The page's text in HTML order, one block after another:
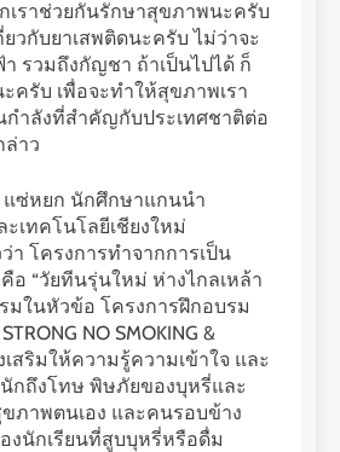
เราช่วยกันรักษาสุขภาพนะครับ
วกับยาเสพติดนะครับ ไม่ว่าจะ
รวมถึงกัญชา ถ้าเป็นไปได้ ก็
ะครับ เพื่อจะทำให้สุขภาพเรา
กําลังที่สำคัญกับประเทศชาติต่อ
ล่าว
แซ่หยก นักศึกษาแกนนำ
เทคโนโลยีเชียงใหม่
า โครงการทำจากการเป็น
“วัยทีนรุ่นใหม่ ห่างไกลเหล้า
มในหัวข้อ โครงการฝึกอบรม
NO SMOKING &
เสริมให้ความรู้ความเข้าใจ และ
กถึงโทษ พิษภัยของบุหรี่และ
ภาพตนเอง และคนรอบข้าง
งนักเรียนที่สูบบุหรี่หรือดื่ม